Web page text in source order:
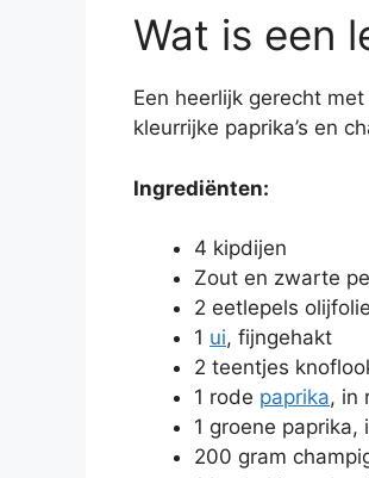
Wat is een
Een heerlijk gerecht
kleurrijke paprika’s en
Ingrediënten:
4 kipdijen
Zout en zwarte
2 eetlepels olijfolie
1 ui, fijngehakt
2 teentjes
1 rode paprika, in
1 groene paprika,
200 gram